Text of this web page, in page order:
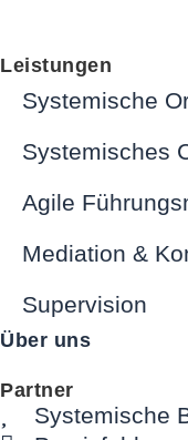
Leistungen
Systemische
Systemisches
Agile
Mediation &
Supervision
Über uns
Partner
Systemische